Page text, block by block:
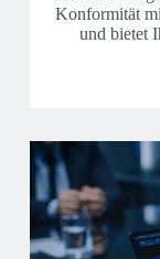
Konformität
und bietet